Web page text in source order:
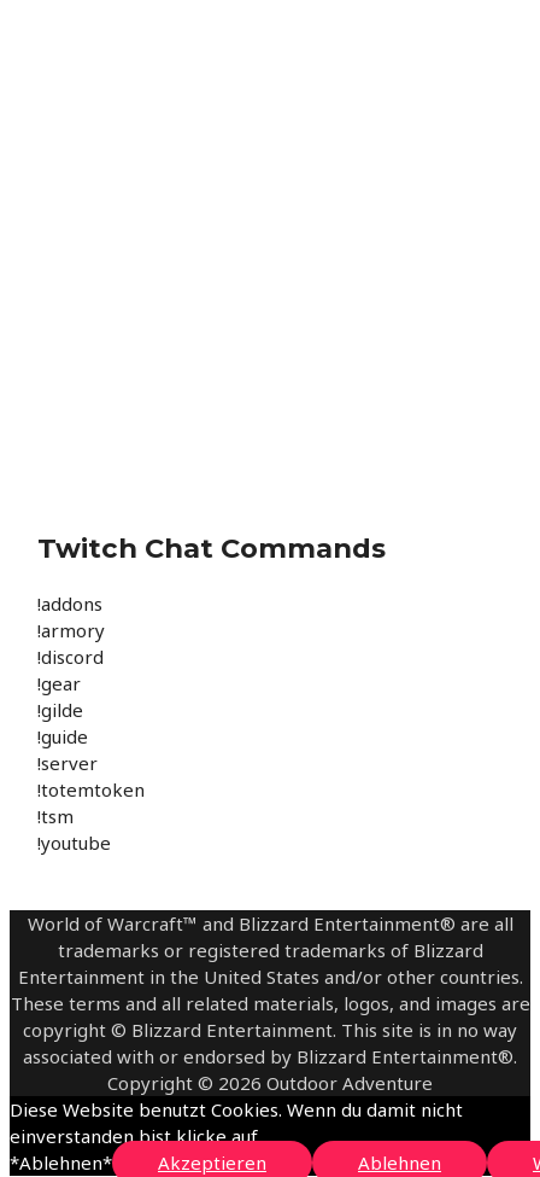
Twitch Chat Commands
!addons
!armory
!discord
!gear
!gilde
!guide
!server
!totemtoken
!tsm
!youtube
World of Warcraft™ and Blizzard Entertainment® are all
trademarks or registered trademarks of Blizzard
Entertainment in the United States and/or other countries.
These terms and all related materials, logos, and images are
copyright © Blizzard Entertainment. This site is in no way
associated with or endorsed by Blizzard Entertainment®.
Copyright © 2026 Outdoor Adventure
Diese Website benutzt Cookies. Wenn du damit nicht
einverstanden bist klicke auf
*Ablehnen*
Akzeptieren Ablehnen